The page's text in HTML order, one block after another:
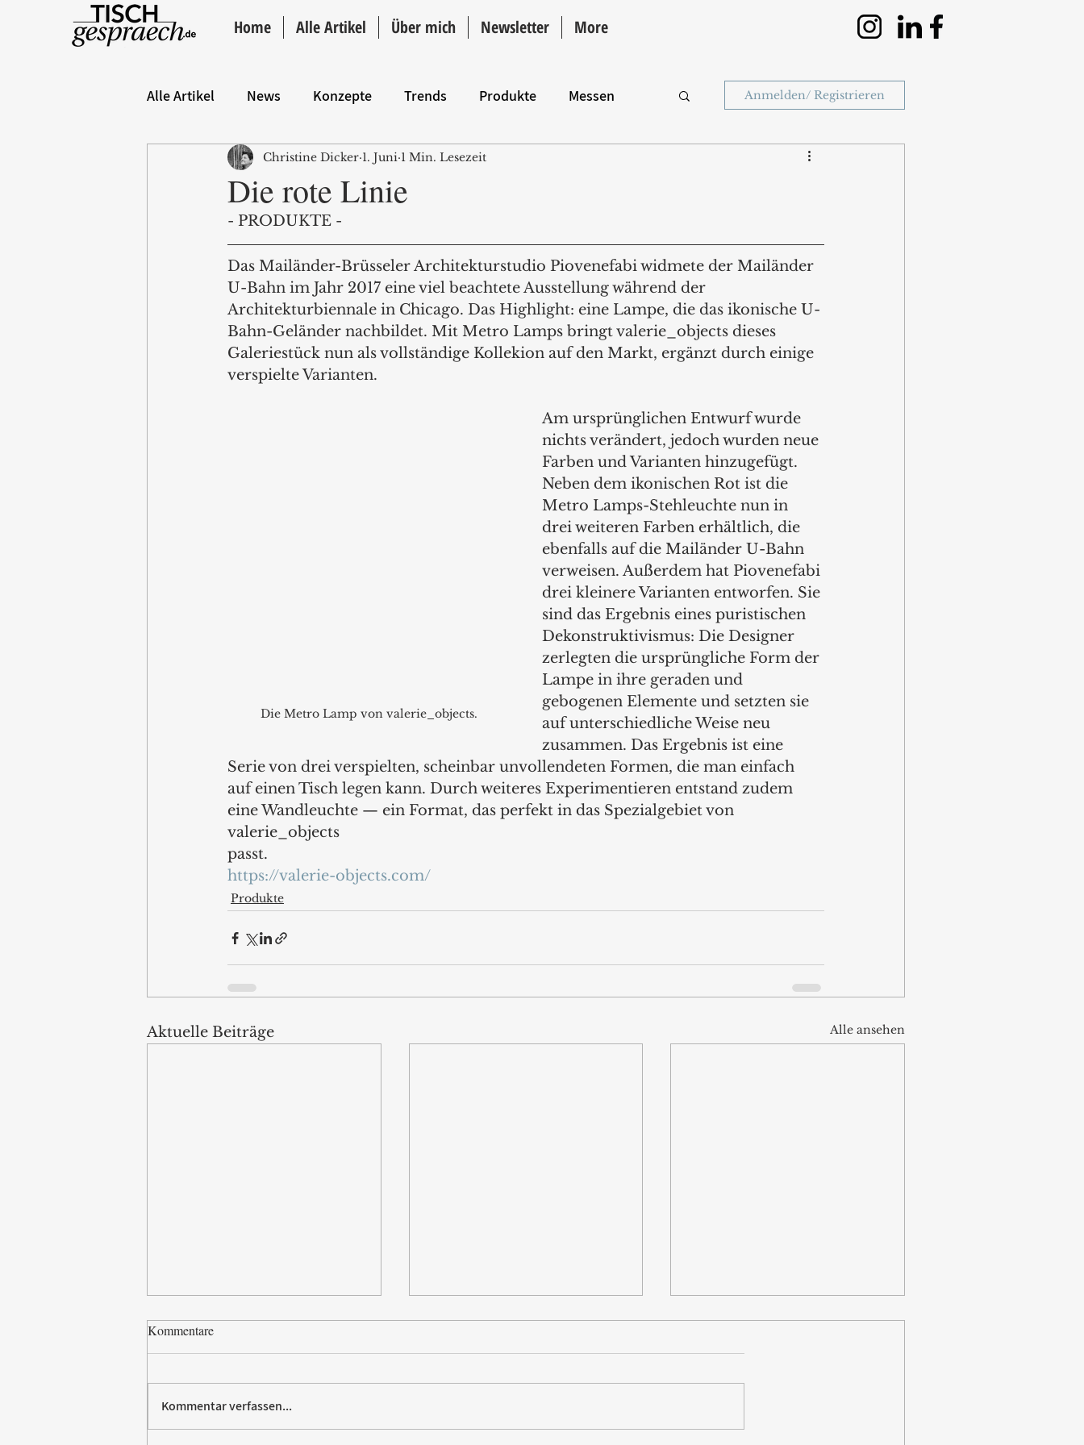
Home Alle Artikel Über mich Newsletter More
Alle Artikel News Konzepte Trends Produkte Messen
Hintergrund ANZEIGE Intro
Anmelden/ Registrieren
Die rote Linie
Christine Dicker 1. Juni 1 Min. Lesezeit
- PRODUKTE -
Das Mailänder-Brüsseler Architekturstudio Piovenefabi widmete der Mailänder
U-Bahn im Jahr 2017 eine viel beachtete Ausstellung während der
Architekturbiennale in Chicago. Das Highlight: eine Lampe, die das ikonische U-
Bahn-Geländer nachbildet. Mit Metro Lamps bringt valerie_objects dieses
Galeriestück nun als vollständige Kollekion auf den Markt, ergänzt durch einige
verspielte Varianten.
Die Metro Lamp von valerie_objects.
Am ursprünglichen Entwurf wurde
nichts verändert, jedoch wurden neue
Farben und Varianten hinzugefügt.
Neben dem ikonischen Rot ist die
Metro Lamps-Stehleuchte nun in
drei weiteren Farben erhältlich, die
ebenfalls auf die Mailänder U-Bahn
verweisen. Außerdem hat Piovenefabi
drei kleinere Varianten entworfen. Sie
sind das Ergebnis eines puristischen
Dekonstruktivismus: Die Designer
zerlegten die ursprüngliche Form der
Lampe in ihre geraden und
gebogenen Elemente und setzten sie
auf unterschiedliche Weise neu
zusammen. Das Ergebnis ist eine
Serie von drei verspielten, scheinbar unvollendeten Formen, die man einfach
auf einen Tisch legen kann. Durch weiteres Experimentieren entstand zudem
eine Wandleuchte — ein Format, das perfekt in das Spezialgebiet von
valerie_objects
passt.
https://valerie-objects.com/
Produkte
Aktuelle Beiträge Alle ansehen
Kommentare
Kommentar verfassen...